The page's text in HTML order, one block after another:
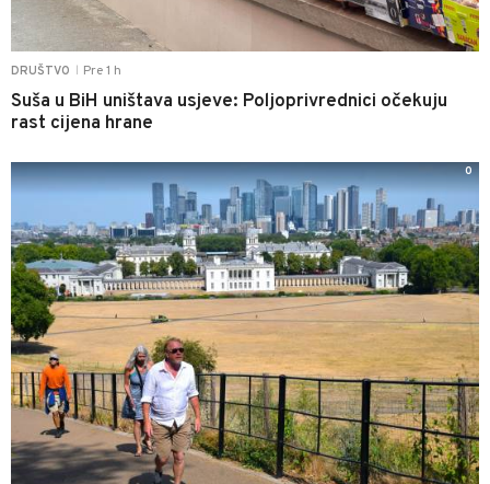
DRUŠTVO Pre 1 h
Suša u BiH uništava usjeve: Poljoprivrednici očekuju
rast cijena hrane
0